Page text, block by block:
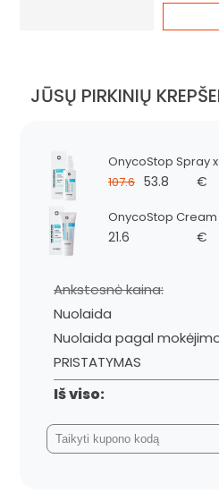
JŪSŲ PIRKINIŲ
OnycoStop Spray
107.6 53.8 €
OnycoStop Cream
21.6 €
Ankstesnė kaina:
Nuolaida
Nuolaida pagal
PRISTATYMAS
Iš viso: